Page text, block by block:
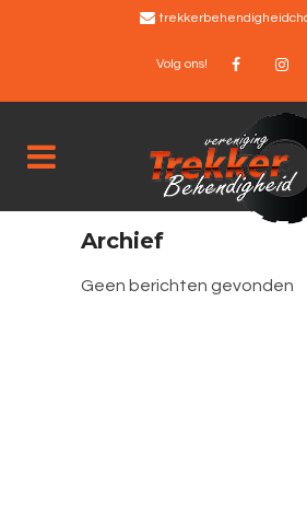
Volg ons!
Archief
Geen berichten gevonden